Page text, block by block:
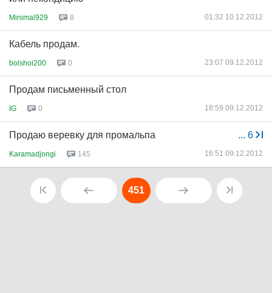
Minimal929 8 01:32 10.12.2012
Кабель продам.
bolshoi200 0 23:07 09.12.2012
Продам письменный стол
IG 0 18:59 09.12.2012
... 6
Продаю веревку для промальпа
Karamadjongi 145 16:51 09.12.2012
451